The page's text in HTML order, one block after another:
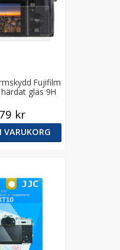
Fujifilm
glas 9H
79 kr
VARUKORG